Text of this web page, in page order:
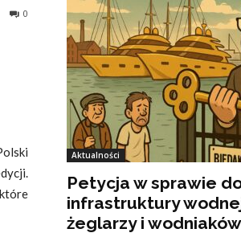
0
Aktualności
Petycja w sprawie
infrastruktury
żeglarzy i wodniaków